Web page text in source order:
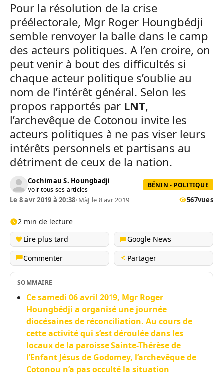
Pour la résolution de la crise
préélectorale, Mgr Roger Houngbédji
semble renvoyer la balle dans le camp
des acteurs politiques. A l’en croire, on
peut venir à bout des difficultés si
chaque acteur politique s’oublie au
nom de l’intérêt général. Selon les
propos rapportés par LNT,
l’archevêque de Cotonou invite les
acteurs politiques à ne pas viser leurs
intérêts personnels et partisans au
détriment de ceux de la nation.
Cochimau S. Houngbadji
Voir tous ses articles
BÉNIN - POLITIQUE
Le 8 avr 2019 à 20:38•MàJ le 8 avr 2019 567vues
2 min de lecture
Lire plus tard
Google News
Commenter
Partager
SOMMAIRE
Ce samedi 06 avril 2019, Mgr Roger
Houngbédji a organisé une journée
diocésaines de réconciliation. Au cours de
cette activité qui s’est déroulée dans les
locaux de la paroisse Sainte-Thérèse de
l’Enfant Jésus de Godomey, l’archevêque de
Cotonou n’a pas occulté la situation